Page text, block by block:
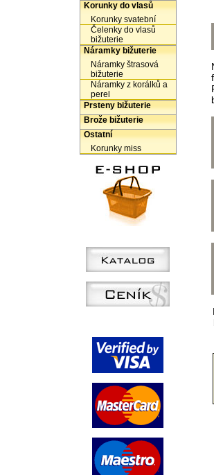
Korunky do vlasů
Korunky svatební
Čelenky do vlasů
bižuterie
Náramky bižuterie
Náramky štrasová
bižuterie
Náramky z korálků a
perel
Prsteny bižuterie
Brože bižuterie
Ostatní
Korunky miss